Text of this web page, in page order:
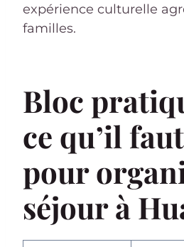
expérience culturelle
familles.
Bloc
ce qu’il
pour
séjour à